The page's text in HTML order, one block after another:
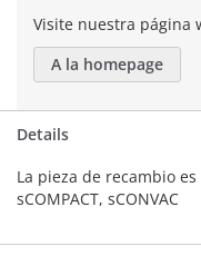
Visite nuestra página
A la homepage
Details
La pieza de recambio
sCOMPACT, sCONVAC